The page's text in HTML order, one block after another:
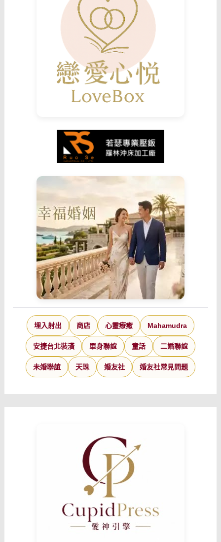
埋入射出 商店 心靈療癒 Mahamudra
安捷台北裝潢 單身聯誼 童話 二婚聯誼
未婚聯誼 天珠 婚友社 婚友社常見問題